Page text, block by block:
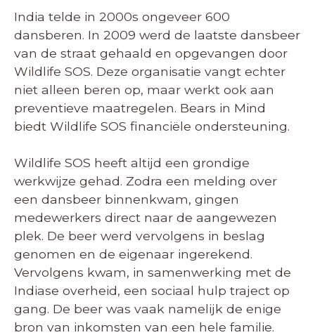
India telde in 2000s ongeveer 600
dansberen. In 2009 werd de laatste dansbeer
van de straat gehaald en opgevangen door
Wildlife SOS. Deze organisatie vangt echter
niet alleen beren op, maar werkt ook aan
preventieve maatregelen. Bears in Mind
biedt Wildlife SOS financiële ondersteuning.
Wildlife SOS heeft altijd een grondige
werkwijze gehad. Zodra een melding over
een dansbeer binnenkwam, gingen
medewerkers direct naar de aangewezen
plek. De beer werd vervolgens in beslag
genomen en de eigenaar ingerekend.
Vervolgens kwam, in samenwerking met de
Indiase overheid, een sociaal hulp traject op
gang. De beer was vaak namelijk de enige
bron van inkomsten van een hele familie.